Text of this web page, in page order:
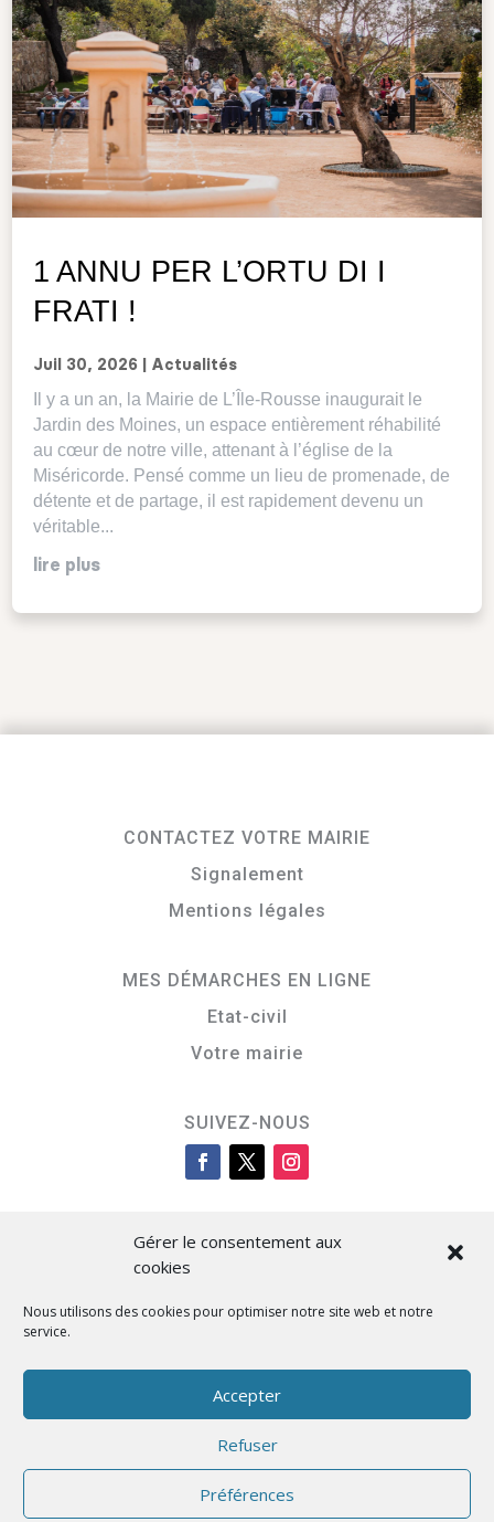
Gérer le consentement aux
cookies
Nous utilisons des cookies pour optimiser notre site web et notre
service.
Accepter
Refuser
Préférences
1 ANNU PER L’ORTU DI I
FRATI !
Juil 30, 2026 Actualités
Il y a un an, la Mairie de L’Île-Rousse inaugurait le
Jardin des Moines, un espace entièrement réhabilité
au cœur de notre ville, attenant à l’église de la
Miséricorde. Pensé comme un lieu de promenade, de
détente et de partage, il est rapidement devenu un
véritable...
lire plus
CONTACTEZ VOTRE MAIRIE
Signalement
Mentions légales
MES DÉMARCHES EN LIGNE
Etat-civil
Votre mairie
SUIVEZ-NOUS
Cità di L’Isula
Designed by BKM Web Consulting